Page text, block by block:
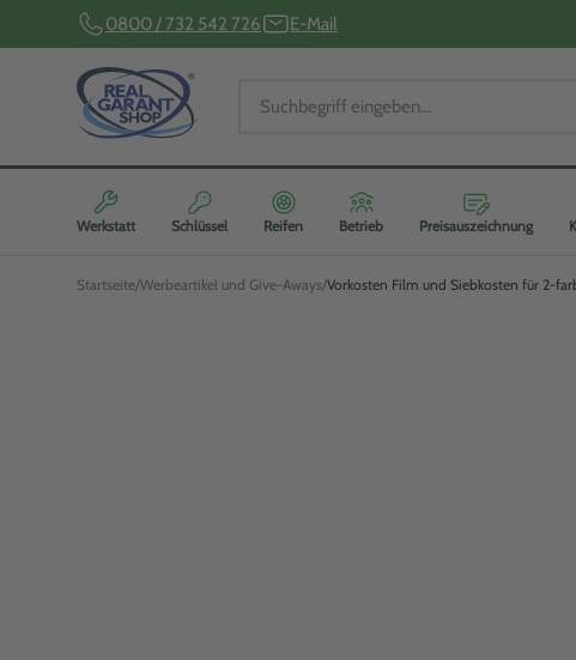
0800 / 732 542 726 E-Mail
Werkstatt Schlüssel Reifen Betrieb Preisauszeichnung
Startseite Werbeartikel und Give-Aways Vorkosten Film und Siebkosten für 2-